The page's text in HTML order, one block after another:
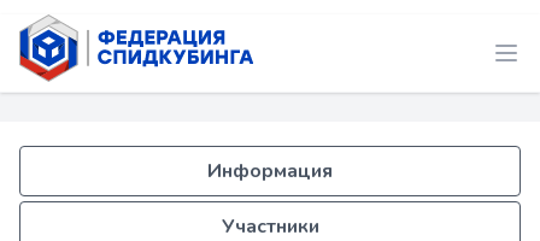
Информация
Участники